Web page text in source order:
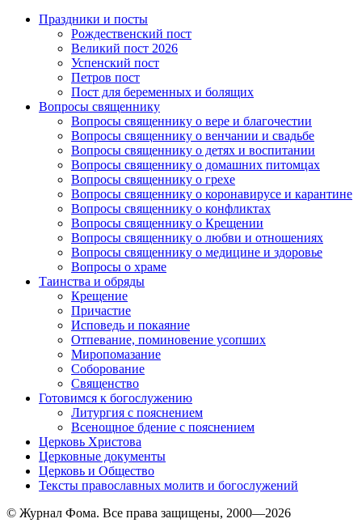
Праздники и посты
Рождественский пост
Великий пост 2026
Успенский пост
Петров пост
Пост для беременных и болящих
Вопросы священнику
Вопросы священнику о вере и благочестии
Вопросы священнику о венчании и свадьбе
Вопросы священнику о детях и воспитании
Вопросы священнику о домашних питомцах
Вопросы священнику о грехе
Вопросы священнику о коронавирусе и карантине
Вопросы священнику о конфликтах
Вопросы священнику о Крещении
Вопросы священнику о любви и отношениях
Вопросы священнику о медицине и здоровье
Вопросы о храме
Таинства и обряды
Крещение
Причастие
Исповедь и покаяние
Отпевание, поминовение усопших
Миропомазание
Соборование
Священство
Готовимся к богослужению
Литургия с пояснением
Всенощное бдение с пояснением
Церковь Христова
Церковные документы
Церковь и Общество
Тексты православных молитв и богослужений
© Журнал Фома. Все права защищены, 2000—2026